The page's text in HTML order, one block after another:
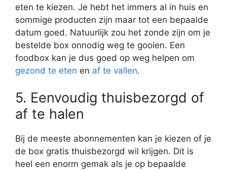
eten te kiezen. Je hebt het immers al in huis en
sommige producten zijn maar tot een bepaalde
datum goed. Natuurlijk zou het zonde zijn om je
bestelde box onnodig weg te gooien. Een
foodbox kan je dus goed op weg helpen om
gezond te eten en af te vallen.
5. Eenvoudig thuisbezorgd of
af te halen
Bij de meeste abonnementen kan je kiezen of je
de box gratis thuisbezorgd wil krijgen. Dit is
heel een enorm gemak als je op bepaalde